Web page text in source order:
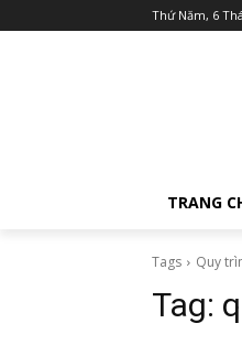
Thứ Năm, 6
TRANG
Tags Quy
Tag: